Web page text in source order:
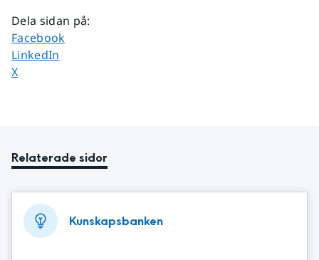
Dela sidan på:
Dela sidan på
Facebook
Dela sidan på
LinkedIn
Dela sidan på
X
Relaterade sidor
Kunskapsbanken